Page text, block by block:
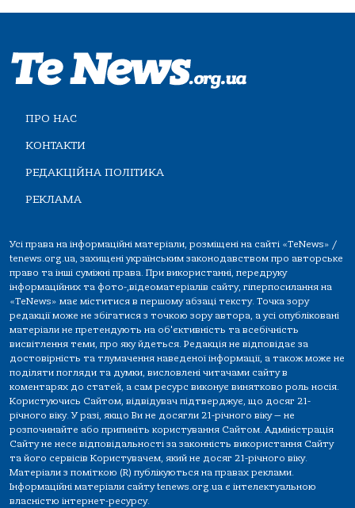
ПРО НАС
КОНТАКТИ
РЕДАКЦІЙНА ПОЛІТИКА
РЕКЛАМА
Усі права на інформаційні матеріали, розміщені на сайті «TeNews» /
tenews.org.ua, захищені українським законодавством про авторське
право та інші суміжні права. При використанні, передруку
інформаційних та фото-,відеоматеріалів сайту, гіперпосилання на
«TeNews» має міститися в першому абзаці тексту. Точка зору
редакції може не збігатися з точкою зору автора, а усі опубліковані
матеріали не претендують на об'єктивність та всебічність
висвітлення теми, про яку йдеться. Редакція не відповідає за
достовірність та тлумачення наведеної інформації, а також може не
поділяти погляди та думки, висловлені читачами сайту в
коментарях до статей, а сам ресурс виконує винятково роль носія.
Користуючись Сайтом, відвідувач підтверджує, що досяг 21-
річного віку. У разі, якщо Ви не досягли 21-річного віку — не
розпочинайте або припиніть користування Сайтом. Адміністрація
Сайту не несе відповідальності за законність використання Сайту
та його сервісів Користувачем, який не досяг 21-річного віку.
Матеріали з поміткою (R) публікуються на правах реклами.
Інформаційні матеріали сайту tenews.org.ua є інтелектуальною
власністю інтернет-ресурсу.